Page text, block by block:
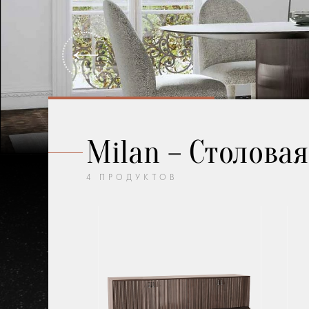
прикроватные тумбы
Шкафы для напитков
Milan –
4 ПРОДУКТОВ